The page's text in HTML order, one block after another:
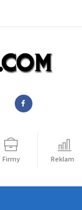
Firmy Reklama